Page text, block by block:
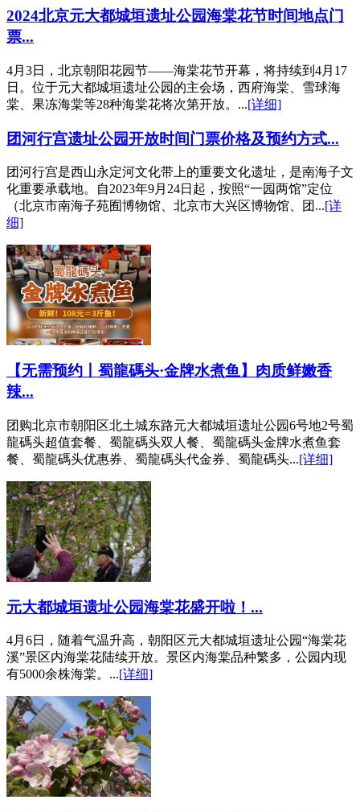
2024北京元大都城垣遗址公园海棠花节时间地点门
票...
4月3日，北京朝阳花园节——海棠花节开幕，将持续到4月17
日。位于元大都城垣遗址公园的主会场，西府海棠、雪球海
棠、果冻海棠等28种海棠花将次第开放。...[详细]
团河行宫遗址公园开放时间门票价格及预约方式...
团河行宫是西山永定河文化带上的重要文化遗址，是南海子文
化重要承载地。自2023年9月24日起，按照“一园两馆”定位
（北京市南海子苑囿博物馆、北京市大兴区博物馆、团...[详
细]
【无需预约丨蜀龍碼头·金牌水煮鱼】肉质鲜嫩香
辣...
团购北京市朝阳区北土城东路元大都城垣遗址公园6号地2号蜀
龍碼头超值套餐、蜀龍碼头双人餐、蜀龍碼头金牌水煮鱼套
餐、蜀龍碼头优惠券、蜀龍碼头代金券、蜀龍碼头...[详细]
元大都城垣遗址公园海棠花盛开啦！...
4月6日，随着气温升高，朝阳区元大都城垣遗址公园“海棠花
溪”景区内海棠花陆续开放。景区内海棠品种繁多，公园内现
有5000余株海棠。...[详细]